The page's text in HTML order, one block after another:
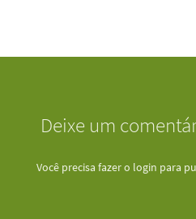
Deixe um
Você precisa fazer o login para